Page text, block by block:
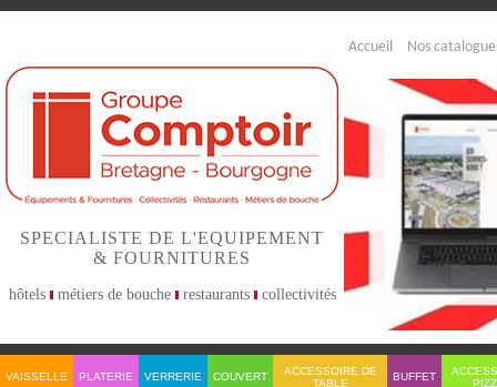
Accueil Nos
SPECIALISTE DE L'EQUIPEMENT
& FOURNITURES
hôtels métiers de bouche restaurants collectivités
VAISSELLE PLATERIE VERRERIE COUVERT
ACCESSOIRE DE
TABLE
BUFFET